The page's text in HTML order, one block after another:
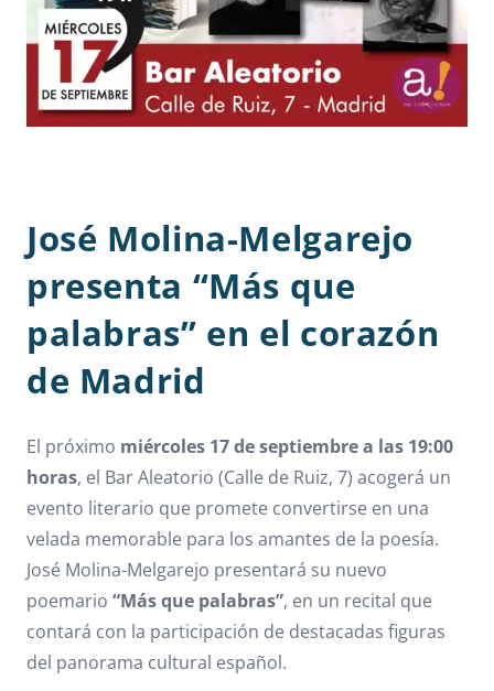
José Molina-Melgarejo
presenta “Más que
palabras” en el corazón
de Madrid
El próximo miércoles 17 de septiembre a las 19:00
horas, el Bar Aleatorio (Calle de Ruiz, 7) acogerá un
evento literario que promete convertirse en una
velada memorable para los amantes de la poesía.
José Molina-Melgarejo presentará su nuevo
poemario “Más que palabras”, en un recital que
contará con la participación de destacadas figuras
del panorama cultural español.